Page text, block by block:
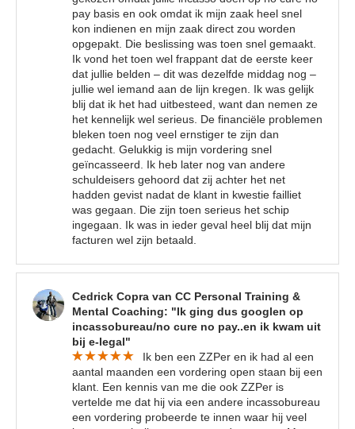
pay basis en ook omdat ik mijn zaak heel snel
kon indienen en mijn zaak direct zou worden
opgepakt. Die beslissing was toen snel gemaakt.
Ik vond het toen wel frappant dat de eerste keer
dat jullie belden – dit was dezelfde middag nog –
jullie wel iemand aan de lijn kregen. Ik was gelijk
blij dat ik het had uitbesteed, want dan nemen ze
het kennelijk wel serieus. De financiële problemen
bleken toen nog veel ernstiger te zijn dan
gedacht. Gelukkig is mijn vordering snel
geïncasseerd. Ik heb later nog van andere
schuldeisers gehoord dat zij achter het net
hadden gevist nadat de klant in kwestie failliet
was gegaan. Die zijn toen serieus het schip
ingegaan. Ik was in ieder geval heel blij dat mijn
facturen wel zijn betaald.
Cedrick Copra van CC Personal Training &
Mental Coaching: "Ik ging dus googlen op
incassobureau/no cure no pay..en ik kwam uit
bij e-legal"
Ik ben een ZZPer en ik had al een
aantal maanden een vordering open staan bij een
klant. Een kennis van me die ook ZZPer is
vertelde me dat hij via een andere incassobureau
een vordering probeerde te innen waar hij veel
Vrijblijvend adviesover de beste
Op werkdagen van 09:00 - 17:00 uur
lokaal tarief)
schuldeisers
BEL ONS VOOR GRATIS INCASSO ADVIES
klanten mijn facturen niet betalen.